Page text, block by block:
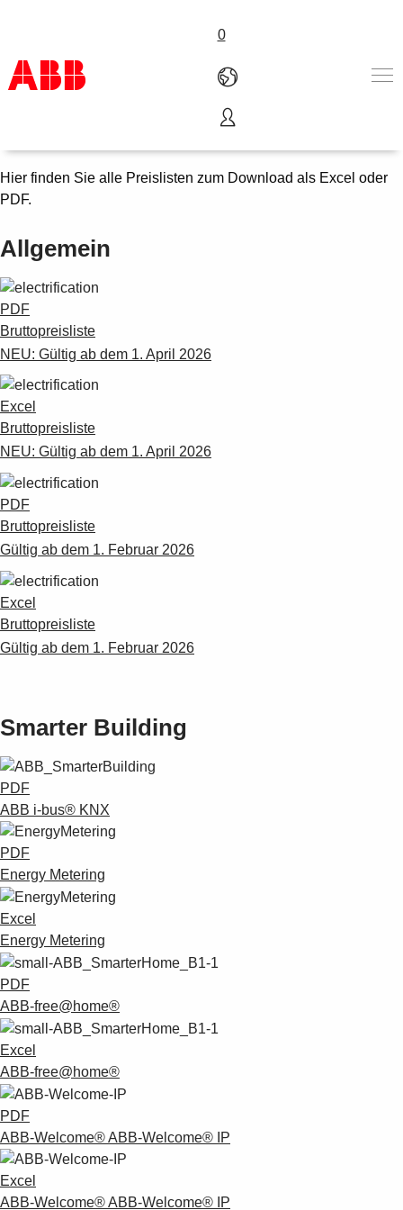
0
Produkte und Leistungen
Branchenlösungen
Service
Where to buy
Contact us
Karriere
Suggestions
Products
See more products
Shopping list preview
Hier finden Sie alle Preislisten zum Download als Excel oder
PDF.
Allgemein
PDF
Bruttopreisliste
NEU: Gültig ab dem 1. April 2026
Excel
Bruttopreisliste
NEU: Gültig ab dem 1. April 2026
PDF
Bruttopreisliste
Gültig ab dem 1. Februar 2026
Excel
Bruttopreisliste
Gültig ab dem 1. Februar 2026
Smarter Building
PDF
ABB i-bus® KNX
PDF
Energy Metering
Excel
Energy Metering
PDF
ABB-free@home®
Excel
ABB-free@home®
PDF
ABB-Welcome® ABB-Welcome® IP
Excel
ABB-Welcome® ABB-Welcome® IP